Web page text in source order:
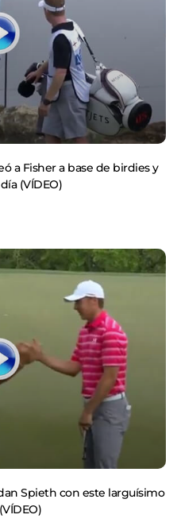
a Fisher a base de birdies y
(VÍDEO)
Spieth con este larguísimo